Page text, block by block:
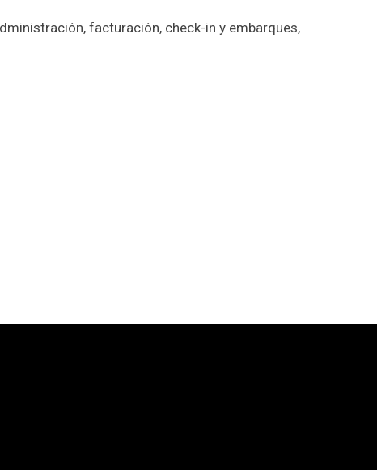
facturación, check-in y embarques,